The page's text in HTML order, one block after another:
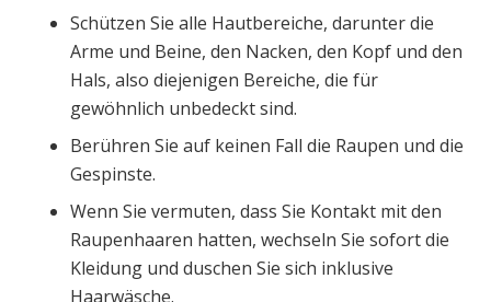
Schützen Sie alle Hautbereiche, darunter die
Arme und Beine, den Nacken, den Kopf und den
Hals, also diejenigen Bereiche, die für
gewöhnlich unbedeckt sind.
Berühren Sie auf keinen Fall die Raupen und die
Gespinste.
Wenn Sie vermuten, dass Sie Kontakt mit den
Raupenhaaren hatten, wechseln Sie sofort die
Kleidung und duschen Sie sich inklusive
Haarwäsche.